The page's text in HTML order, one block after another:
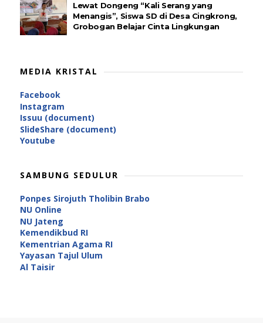
Lewat Dongeng “Kali Serang yang
Menangis”, Siswa SD di Desa Cingkrong,
Grobogan Belajar Cinta Lingkungan
MEDIA KRISTAL
Facebook
Instagram
Issuu (document)
SlideShare (document)
Youtube
SAMBUNG SEDULUR
Ponpes Sirojuth Tholibin Brabo
NU Online
NU Jateng
Kemendikbud RI
Kementrian Agama RI
Yayasan Tajul Ulum
Al Taisir